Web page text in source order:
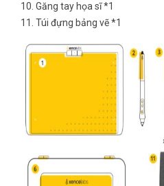
10. Găng tay họa sĩ *1
11. Túi đựng bảng vẽ *1